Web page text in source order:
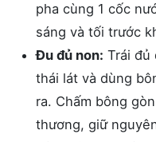
pha cùng 1 cốc
sáng và tối trước
Đu đủ non: Trái đủ
thái lát và dùng
ra. Chấm bông
thương, giữ